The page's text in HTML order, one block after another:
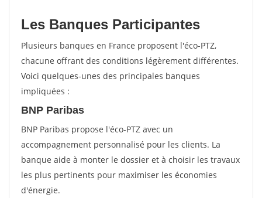
Les Banques Participantes
Plusieurs banques en France proposent l'éco-PTZ,
chacune offrant des conditions légèrement différentes.
Voici quelques-unes des principales banques
impliquées :
BNP Paribas
BNP Paribas propose l'éco-PTZ avec un
accompagnement personnalisé pour les clients. La
banque aide à monter le dossier et à choisir les travaux
les plus pertinents pour maximiser les économies
d'énergie.